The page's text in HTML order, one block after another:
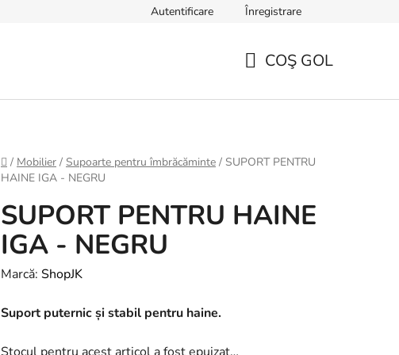
TERMENI ȘI CONDIȚII GENERALE Sfaturi, ponturi și curiozități
Autentificare Înregistrare
CUMPĂRĂTURI
COŞ GOL
Acasă
/ Mobilier / Supoarte pentru îmbrăcăminte / SUPORT PENTRU
HAINE IGA - NEGRU
SUPORT PENTRU HAINE
IGA - NEGRU
Marcă: ShopJK
Suport puternic și stabil pentru haine.